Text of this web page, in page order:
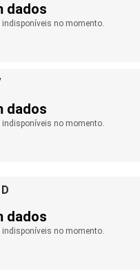
dados
indisponíveis no momento.
dados
indisponíveis no momento.
dados
indisponíveis no momento.